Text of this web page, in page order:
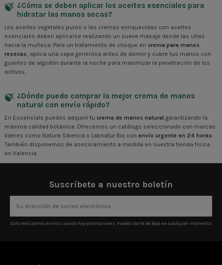
¿Cómo se deben aplicar los aceites esenciales para
hidratar las manos secas?
Los aceites vegetales puros o las cremas enriquecidas con aceites
esenciales deben aplicarse realizando un suave masaje desde las uñas
hacia la muñeca. Para un tratamiento de choque en crema para manos
resecas , aplica una capa generosa antes de dormir y cubre tus manos con
guantes de algodón durante la noche para maximizar la penetración de los
activos.
¿Dónde puedo comprar la mejor crema de manos
natural con envío rápido?
En Essencials puedes adquirir tu crema de manos natural garantizando la
máxima calidad botánica. Ofrecemos un catálogo seleccionado con marcas
líderes como Natura Siberica o Labnatur Bio con envío urgente en 24 horas
También disponemos de asesoramiento a medida en nuestra tienda física
en Valencia.
Suscríbete a nuestro boletín
Solo realizamos envíos cuando hay promociones. Puedes darte de baja en cualquier momento.